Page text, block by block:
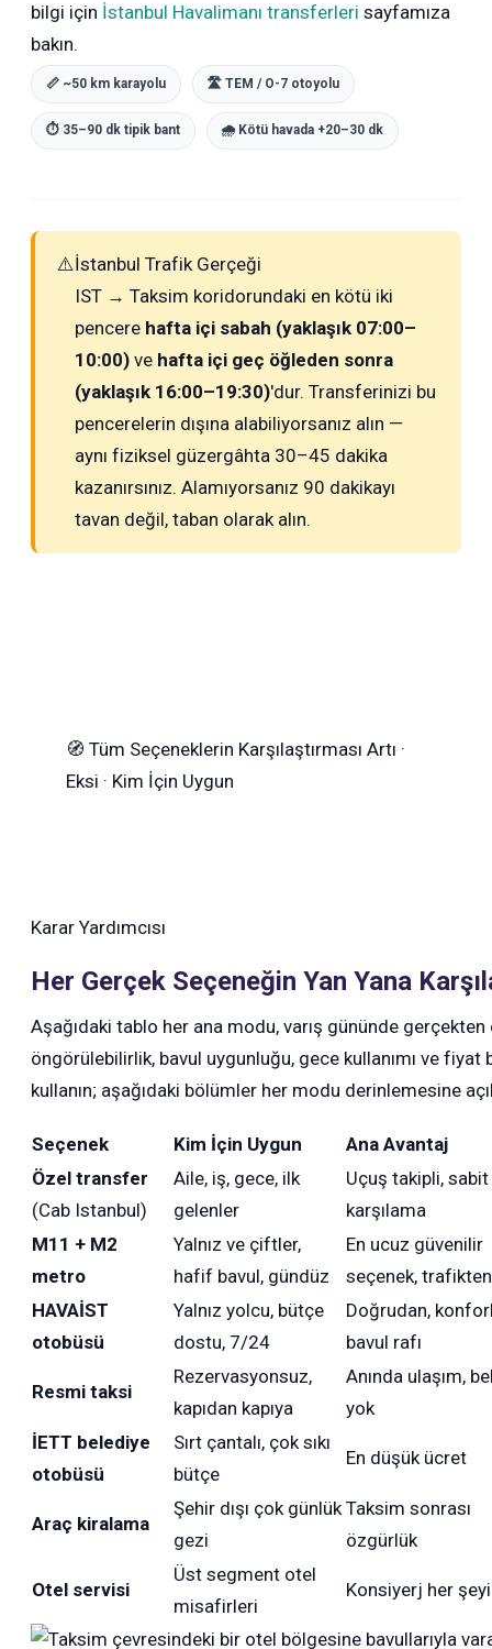
bilgi için İstanbul Havalimanı transferleri sayfamıza
bakın.
📏 ~50 km karayolu 🛣 TEM / O-7 otoyolu
⏱ 35–90 dk tipik bant 🌧 Kötü havada +20–30 dk
⚠️İstanbul Trafik Gerçeği
IST → Taksim koridorundaki en kötü iki
pencere hafta içi sabah (yaklaşık 07:00–
10:00) ve hafta içi geç öğleden sonra
(yaklaşık 16:00–19:30)'dur. Transferinizi bu
pencerelerin dışına alabiliyorsanız alın —
aynı fiziksel güzergâhta 30–45 dakika
kazanırsınız. Alamıyorsanız 90 dakikayı
tavan değil, taban olarak alın.
🧭 Tüm Seçeneklerin Karşılaştırması Artı ·
Eksi · Kim İçin Uygun
Karar Yardımcısı
Her Gerçek Seçeneğin Yan Yana
Aşağıdaki tablo her ana modu, varış gününde
öngörülebilirlik, bavul uygunluğu, gece kullanımı ve fiyat
kullanın; aşağıdaki bölümler her modu derinlemesine
Seçenek Kim İçin Uygun
Ana Avantaj
Özel transfer
(Cab Istanbul)
Aile, iş, gece, ilk
gelenler
Uçuş takipli,
karşılama
M11 + M2
metro
Yalnız ve çiftler,
hafif bavul, gündüz
En ucuz güvenilir
seçenek,
HAVAİST
otobüsü
Yalnız yolcu, bütçe
dostu, 7/24
Doğrudan,
bavul rafı
Resmi taksi
Rezervasyonsuz,
kapıdan kapıya
Anında ulaşım,
yok
İETT belediye
otobüsü
Sırt çantalı, çok sıkı
bütçe
En düşük ücret
Araç kiralama
Şehir dışı çok günlük
gezi
Taksim sonrası
özgürlük
Otel servisi
Üst segment otel
misafirleri
Konsiyerj her